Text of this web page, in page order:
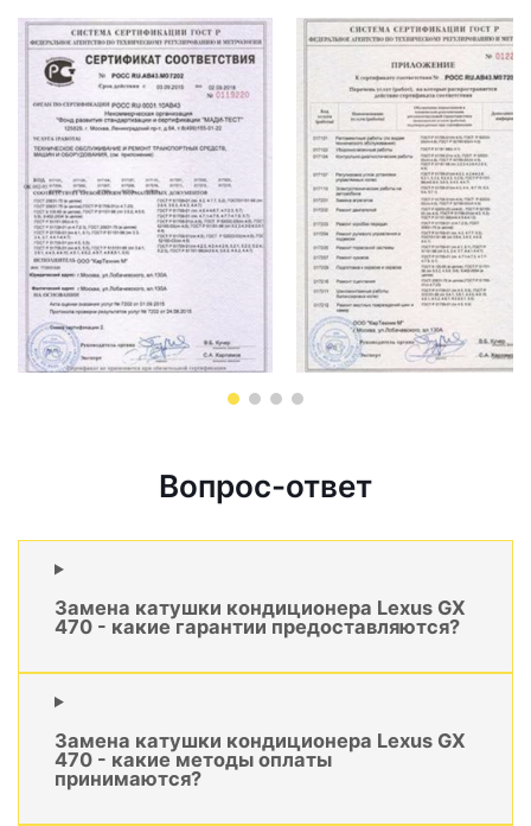
Вопрос-ответ
Замена катушки кондиционера Lexus GX
470 - какие гарантии предоставляются?
Замена катушки кондиционера Lexus GX
470 - какие методы оплаты
принимаются?